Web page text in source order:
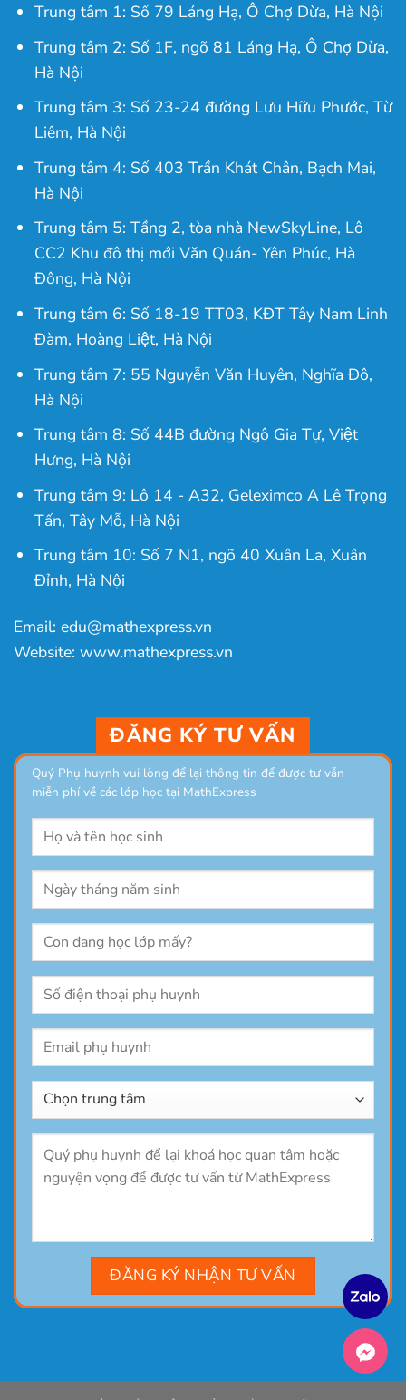
Trung tâm 1: Số 79 Láng Hạ, Ô Chợ Dừa, Hà Nội
Trung tâm 2: Số 1F, ngõ 81 Láng Hạ, Ô Chợ Dừa,
Hà Nội
Trung tâm 3: Số 23-24 đường Lưu Hữu Phước, Từ
Liêm, Hà Nội
Trung tâm 4: Số 403 Trần Khát Chân, Bạch Mai,
Hà Nội
Trung tâm 5: Tầng 2, tòa nhà NewSkyLine, Lô
CC2 Khu đô thị mới Văn Quán- Yên Phúc, Hà
Đông, Hà Nội
Trung tâm 6: Số 18-19 TT03, KĐT Tây Nam Linh
Đàm, Hoàng Liệt, Hà Nội
Trung tâm 7: 55 Nguyễn Văn Huyên, Nghĩa Đô,
Hà Nội
Trung tâm 8: Số 44B đường Ngô Gia Tự, Việt
Hưng, Hà Nội
Trung tâm 9: Lô 14 - A32, Geleximco A Lê Trọng
Tấn, Tây Mỗ, Hà Nội
Trung tâm 10: Số 7 N1, ngõ 40 Xuân La, Xuân
Đỉnh, Hà Nội
Email: edu@mathexpress.vn
Website: www.mathexpress.vn
ĐĂNG KÝ TƯ VẤN
Quý Phụ huynh vui lòng để lại thông tin để được tư vẫn
miễn phí về các lớp học tại MathExpress